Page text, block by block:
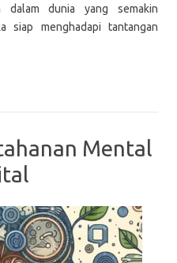
dalam dunia yang semakin
siap menghadapi tantangan
Mental